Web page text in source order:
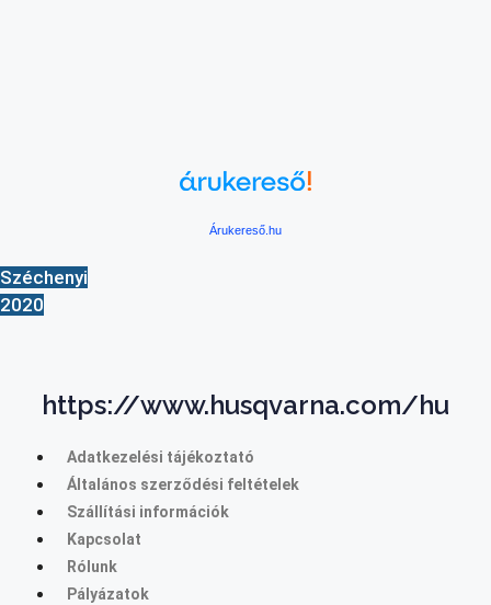
Árukereső.hu
Széchenyi
2020
https://www.husqvarna.com/hu
Adatkezelési tájékoztató
Általános szerződési feltételek
Szállítási információk
Kapcsolat
Rólunk
Pályázatok